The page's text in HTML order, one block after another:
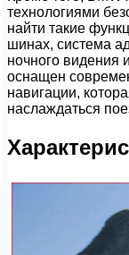
технологиями
найти такие
шинах, система
ночного видения
оснащен
навигации,
наслаждаться